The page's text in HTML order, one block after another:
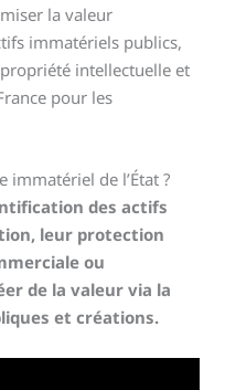
la valeur
immatériels publics,
intellectuelle et
pour les
de l’État ?
des actifs
leur protection
ou
de la valeur via la
et créations.